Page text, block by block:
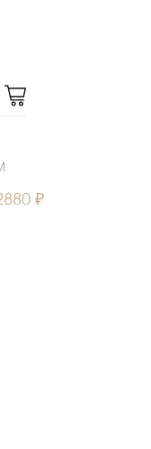
₽